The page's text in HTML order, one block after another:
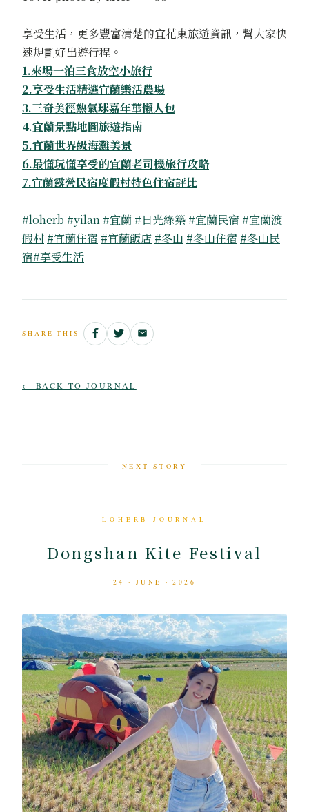
享受生活，更多豐富清楚的宜花東旅遊資訊，幫大家快
速規劃好出遊行程。
1.來場一泊三食放空小旅行
2.享受生活精選宜蘭樂活農場
3.三奇美徑熱氣球嘉年華懶人包
4.宜蘭景點地圖旅遊指南
5.宜蘭世界級海灘美景
6.最懂玩懂享受的宜蘭老司機旅行攻略
7.宜蘭露營民宿度假村特色住宿評比
#loherb #yilan #宜蘭 #日光綠築 #宜蘭民宿 #宜蘭渡
假村 #宜蘭住宿 #宜蘭飯店 #冬山 #冬山住宿 #冬山民
宿#享受生活
SHARE THIS
← BACK TO JOURNAL
NEXT STORY
— LOHERB JOURNAL —
Dongshan Kite Festival
24 · JUNE · 2026